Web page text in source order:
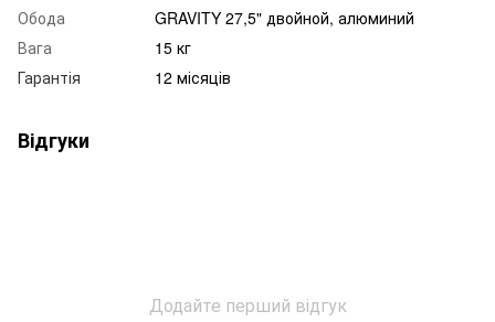
Обода
GRAVITY 27,5" двойной, алюминий
Вага
15 кг
Гарантія
12 місяців
Відгуки
Додайте перший відгук